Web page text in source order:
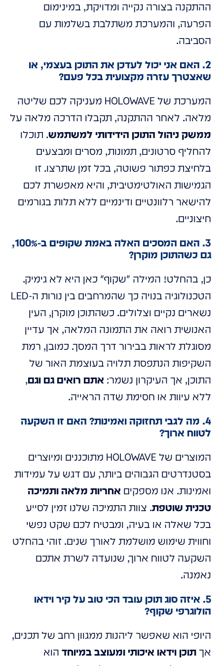
ההתקנה בצורה נקייה ומדויקת, במינימום
הפרעה, והמערכת משתלבת בשלמות עם
הסביבה.
2. האם אני יכול לעדכן את התוכן בעצמי, או
שאצטרך עזרה מקצועית בכל פעם?
המערכת של HOLOWAVE מעניקה לכם שליטה
מלאה. לאחר ההתקנה, תקבלו הדרכה מלאה על
ממשק ניהול התוכן הידידותי למשתמש. תוכלו
להחליף סרטונים, תמונות, מסרים ומבצעים
בלחיצת כפתור פשוטה, בכל זמן שתרצו. זו
הגמישות האולטימטיבית, והיא מאפשרת לכם
להישאר רלוונטיים ודינמיים ללא תלות בגורמים
חיצוניים.
3. האם המסכים האלה באמת שקופים ב-100%,
גם כשהתוכן מוקרן?
כן, בהחלט! המילה "שקוף" כאן היא לא גימיק.
הטכנולוגיה בנויה כך שהמרחבים בין נורות ה-LED
נשארים נקיים וצלולים. כשהתוכן מוקרן, העין
האנושית רואה את התמונה המלאה, אך עדיין
מסוגלת לראות בבירור דרך המסך. כמובן, רמת
השקיפות הנתפסת תלויה בעוצמת האור של
התוכן, אך העיקרון נשמר: אתם רואים גם וגם,
ללא עיוות או חסימת שדה הראייה.
4. מה לגבי תחזוקה ואמינות? האם זו השקעה
לטווח ארוך?
המוצרים של HOLOWAVE מתוכננים ומיוצרים
בסטנדרטים הגבוהים ביותר, עם דגש על עמידות
ואמינות. אנו מספקים אחריות מלאה ותמיכה
טכנית שוטפת. צוות התמיכה שלנו זמין לסייע
בכל שאלה או בעיה, ומבטיח לכם שקט נפשי
וחווית שימוש מושלמת לאורך שנים. זוהי בהחלט
השקעה לטווח ארוך, שנועדה לשרת אתכם
נאמנה.
5. איזה סוג תוכן עובד הכי טוב על קיר וידאו
הולוגרפי שקוף?
היופי הוא שאפשר ליהנות ממגוון רחב של תכנים,
אךתוכן וידאו איכותי ומעוצב במיוחד הוא